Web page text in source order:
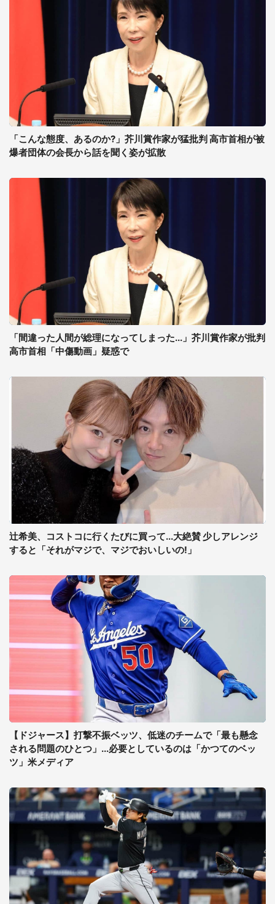
「こんな態度、あるのか?」芥川賞作家が猛批判 高市首相が被
爆者団体の会長から話を聞く姿が拡散
「間違った人間が総理になってしまった...」芥川賞作家が批判
高市首相「中傷動画」疑惑で
辻希美、コストコに行くたびに買って...大絶賛 少しアレンジ
すると「それがマジで、マジでおいしいの!」
【ドジャース】打撃不振ベッツ、低迷のチームで「最も懸念
される問題のひとつ」...必要としているのは「かつてのベッ
ツ」米メディア